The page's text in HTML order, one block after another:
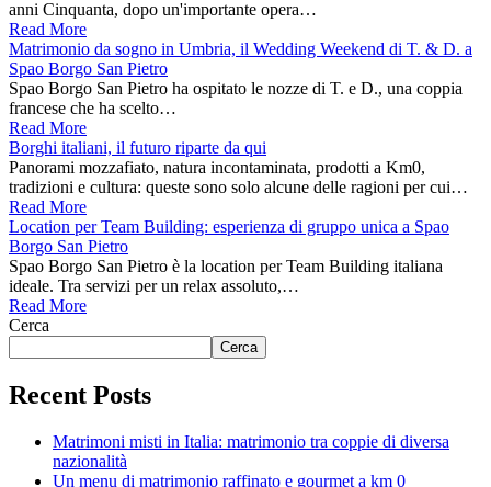
anni Cinquanta, dopo un'importante opera…
Read More
Matrimonio da sogno in Umbria, il Wedding Weekend di T. & D. a
Spao Borgo San Pietro
Spao Borgo San Pietro ha ospitato le nozze di T. e D., una coppia
francese che ha scelto…
Read More
Borghi italiani, il futuro riparte da qui
Panorami mozzafiato, natura incontaminata, prodotti a Km0,
tradizioni e cultura: queste sono solo alcune delle ragioni per cui…
Read More
Location per Team Building: esperienza di gruppo unica a Spao
Borgo San Pietro
Spao Borgo San Pietro è la location per Team Building italiana
ideale. Tra servizi per un relax assoluto,…
Read More
Cerca
Cerca
Recent Posts
Matrimoni misti in Italia: matrimonio tra coppie di diversa
nazionalità
Un menu di matrimonio raffinato e gourmet a km 0